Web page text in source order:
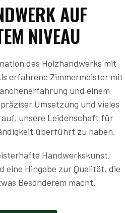
AUF
NIVEAU
des Holzhandwerks mit
erfahrene Zimmermeister mit
und einem
Umsetzung und vieles
unsere Leidenschaft für
überführt zu haben.
Handwerkskunst,
eine Hingabe zur Qualität, die
Besonderem macht.